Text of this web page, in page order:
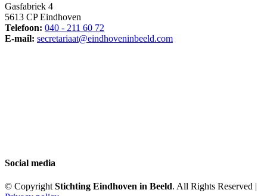
Gasfabriek 4
5613 CP Eindhoven
Telefoon: 040 - 211 60 72
E-mail: secretariaat@eindhoveninbeeld.com
Social media
© CopyrightStichting Eindhoven in Beeld. All Rights Reserved |